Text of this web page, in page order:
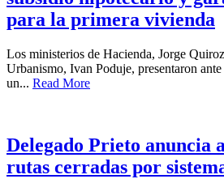
para la primera vivienda
Los ministerios de Hacienda, Jorge
Urbanismo, Ivan Poduje, presentaron
un... Read More
Delegado Prieto anuncia
rutas cerradas por